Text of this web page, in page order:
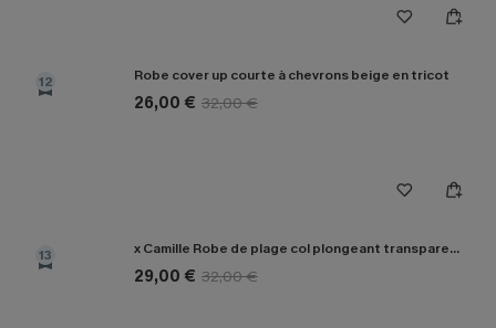
12 Robe cover up courte à chevrons beige en tricot
26,00 € 32,00 €
13 x Camille Robe de plage col plongeant transparente
29,00 € 32,00 €